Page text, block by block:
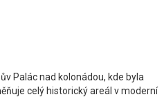
Palác nad kolonádou, kde byla
celý historický areál v moderní